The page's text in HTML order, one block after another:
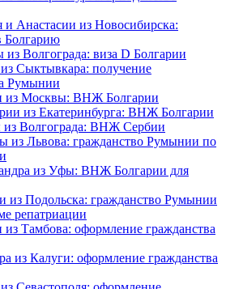
и Анастасии из Новосибирска:
Болгарию
Волгограда: виза D Болгарии
Сыктывкара: получение
Румынии
из Москвы: ВНЖ Болгарии
из Екатеринбурга: ВНЖ Болгарии
из Волгограда: ВНЖ Сербии
из Львова: гражданство Румынии по
из Уфы: ВНЖ Болгарии для
из Подольска: гражданство Румынии
репатриации
Тамбова: оформление гражданства
из Калуги: оформление гражданства